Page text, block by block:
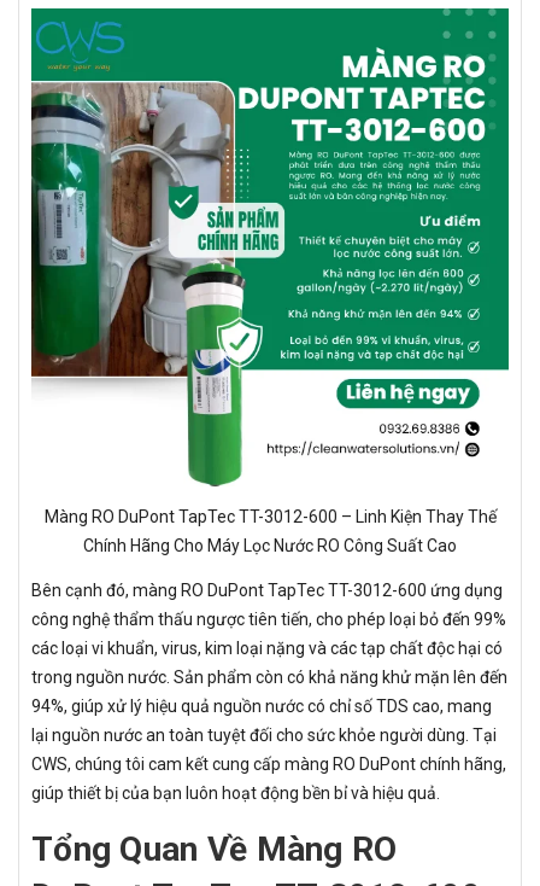
Màng RO DuPont TapTec TT-3012-600 – Linh Kiện Thay Thế
Chính Hãng Cho Máy Lọc Nước RO Công Suất Cao
Bên cạnh đó, màng RO DuPont TapTec TT-3012-600 ứng dụng
công nghệ thẩm thấu ngược tiên tiến, cho phép loại bỏ đến 99%
các loại vi khuẩn, virus, kim loại nặng và các tạp chất độc hại có
trong nguồn nước. Sản phẩm còn có khả năng khử mặn lên đến
94%, giúp xử lý hiệu quả nguồn nước có chỉ số TDS cao, mang
lại nguồn nước an toàn tuyệt đối cho sức khỏe người dùng. Tại
CWS, chúng tôi cam kết cung cấp màng RO DuPont chính hãng,
giúp thiết bị của bạn luôn hoạt động bền bỉ và hiệu quả.
Tổng Quan Về Màng RO